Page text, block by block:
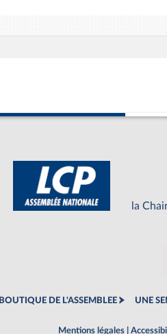
la
BOUTIQUE DE L'ASSEMBLEE UNE
Mentions légales